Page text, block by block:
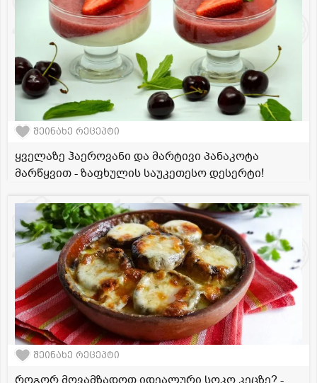
შეინახე რეცეპტი
ყველაზე ჰაეროვანი და მარტივი პანაკოტა
მარწყვით - ზაფხულის საუკეთესო დესერტი!
შეინახე რეცეპტი
როგორ მოვამზადოთ იდეალური სოკო კეცზე? -